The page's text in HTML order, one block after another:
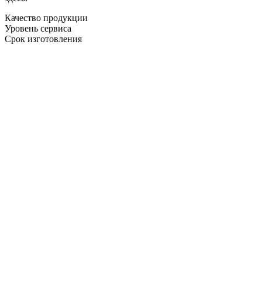
Качество продукции
Уровень сервиса
Срок изготовления